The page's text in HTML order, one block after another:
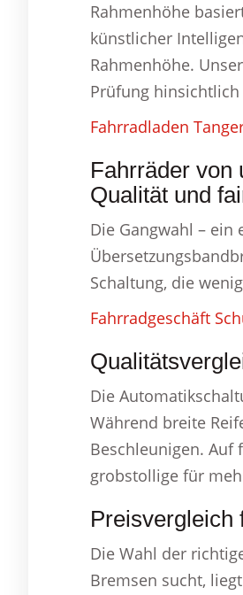
Rahmenhöhe
künstlicher
Rahmenhöhe.
Prüfung
Fahrradladen
Fahrräder von
Qualität und
Die Gangwahl –
Schaltung, die
Fahrradgeschäft
Die
Während breite
Beschleunigen. Auf
grobstollige für
Preisvergleich
Die Wahl der
Bremsen sucht,